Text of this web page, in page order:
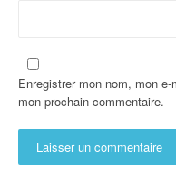
Enregistrer mon nom, mon
mon prochain commentaire.